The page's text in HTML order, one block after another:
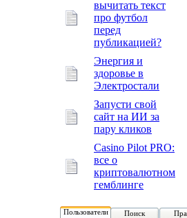
вычитать текст
про футбол
перед
публикацией?
Энергия и
здоровье в
Электростали
Запусти свой
сайт на ИИ за
пару кликов
Casino Pilot PRO:
все о
криптовалютном
гемблинге
Пользователи Поиск